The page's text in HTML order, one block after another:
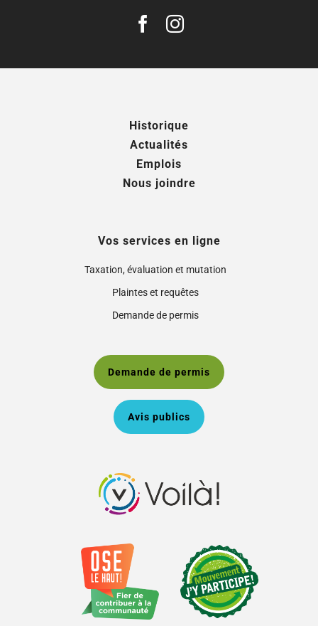
Historique
Actualités
Emplois
Nous joindre
Vos services en ligne
Taxation, évaluation et mutation
Plaintes et requêtes
Demande de permis
Demande de permis
Avis publics